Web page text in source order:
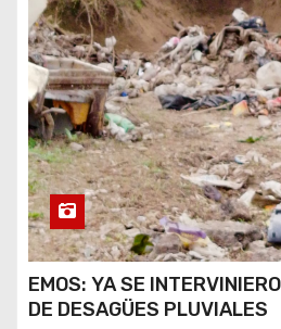
EMOS: YA SE
DE DESAGÜES PLUVIALES